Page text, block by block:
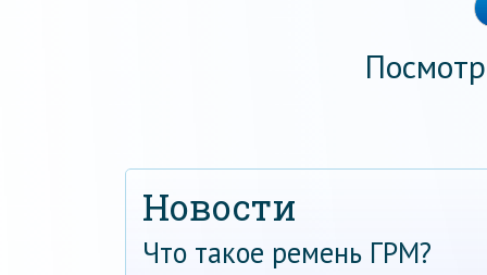
Новости
Что такое ремень ГРМ?